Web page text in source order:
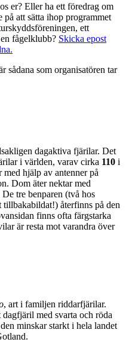
er? Eller ha ett föredrag om
att sätta ihop programmet
ett
fågelklubb? Skicka epost
sådana som organisatören tar
dagaktiva fjärilar. Det
i världen, varav cirka 110 i
hjälp av antenner på
Dom äter nektar med
tre benparen (två hos
tillbakabildat!) återfinns på den
finns ofta färgstarka
är resta mot varandra över
, art i familjen riddarfjärilar.
med svarta och röda
minskar starkt i hela landet